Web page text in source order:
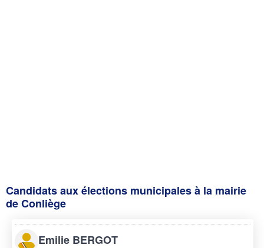
Candidats aux élections municipales à la mairie
de Conliège
Emilie BERGOT